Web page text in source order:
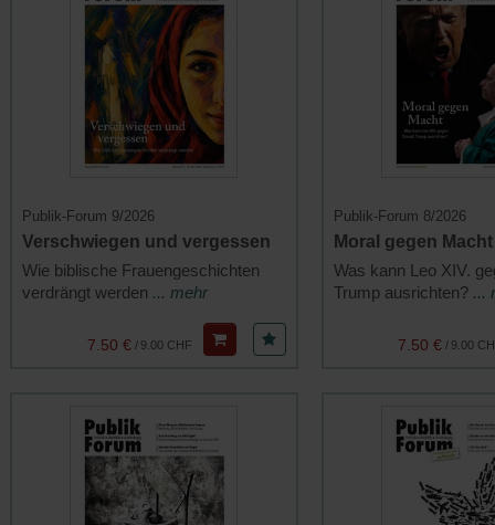
Publik-Forum 9/2026
Verschwiegen und vergessen
Wie biblische Frauengeschichten
verdrängt werden ... mehr
9.00 CHF
/
7.50 €
Publik-Forum 8/2026
Moral gegen Macht
Was kann Leo XIV.
Trump ausrichten? ...
9.00
/
7.50 €